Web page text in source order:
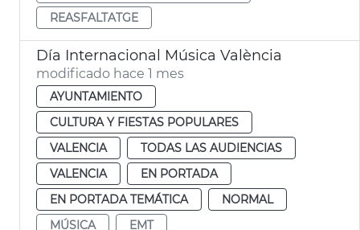
REASFALTATGE
Día Internacional Música València
modificado hace 1 mes
AYUNTAMIENTO
CULTURA Y FIESTAS POPULARES
VALENCIA
TODAS LAS AUDIENCIAS
VALENCIA
EN PORTADA
EN PORTADA TEMÁTICA
NORMAL
MÚSICA
EMT